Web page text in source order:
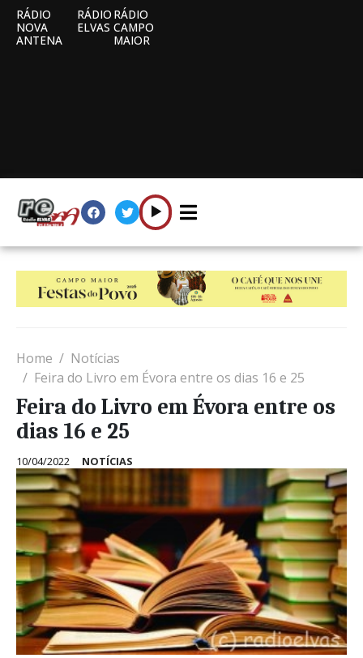
RÁDIO
NOVA
ANTENA
RÁDIO
ELVAS
RÁDIO
CAMPO
MAIOR
Home
Notícias
Feira do Livro em Évora entre os dias 16 e 25
Feira do Livro em Évora entre os
dias 16 e 25
10/04/2022 NOTÍCIAS